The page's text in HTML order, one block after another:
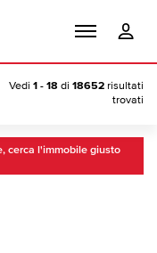
Vedi 1 - 18 di 18652 risultati
trovati
cerca l'immobile giusto